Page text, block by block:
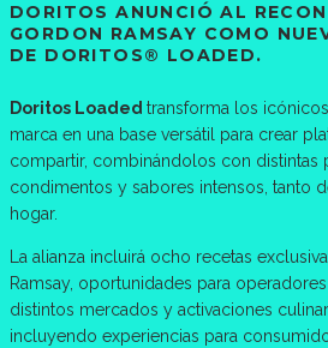
DORITOS ANUNCIÓ AL
GORDON RAMSAY COMO
DE DORITOS® LOADED.
Doritos Loaded transforma los
marca en una base versátil para crear
compartir, combinándolos con distintas
condimentos y sabores intensos, tanto
hogar.
La alianza incluirá ocho recetas
Ramsay, oportunidades para
distintos mercados y activaciones
incluyendo experiencias para